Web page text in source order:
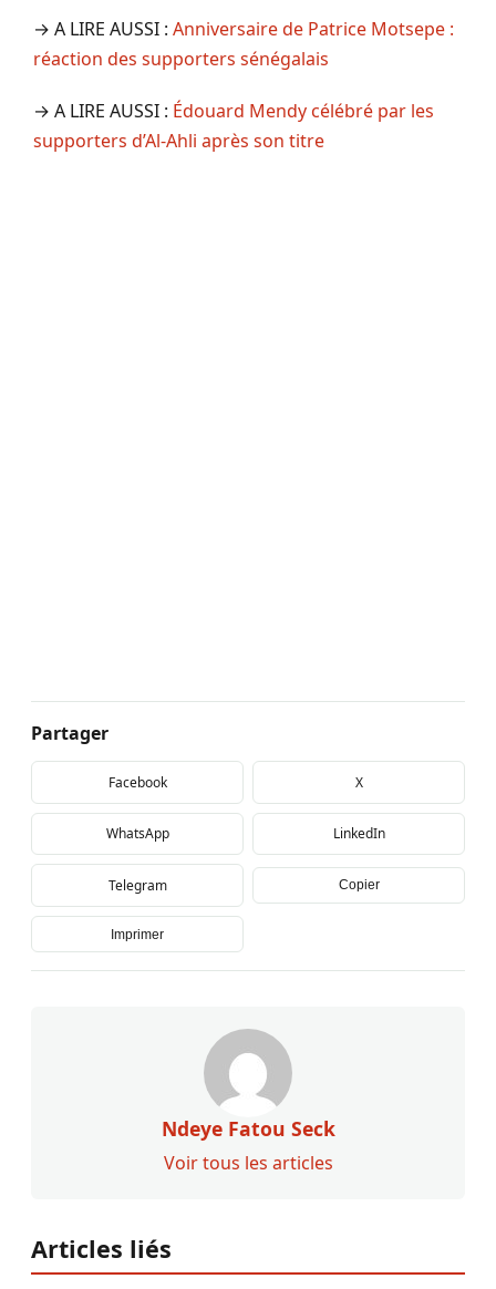
→ A LIRE AUSSI : Anniversaire de Patrice Motsepe :
réaction des supporters sénégalais
→ A LIRE AUSSI : Édouard Mendy célébré par les
supporters d’Al-Ahli après son titre
Partager
Facebook X
WhatsApp LinkedIn
Telegram Copier
Imprimer
Ndeye Fatou Seck
Voir tous les articles
Articles liés